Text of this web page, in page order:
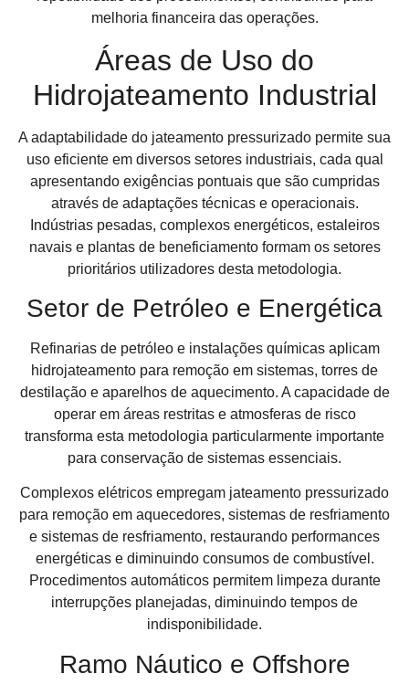
melhoria financeira das operações.
Áreas de Uso do
Hidrojateamento Industrial
A adaptabilidade do jateamento pressurizado permite sua
uso eficiente em diversos setores industriais, cada qual
apresentando exigências pontuais que são cumpridas
através de adaptações técnicas e operacionais.
Indústrias pesadas, complexos energéticos, estaleiros
navais e plantas de beneficiamento formam os setores
prioritários utilizadores desta metodologia.
Setor de Petróleo e Energética
Refinarias de petróleo e instalações químicas aplicam
hidrojateamento para remoção em sistemas, torres de
destilação e aparelhos de aquecimento. A capacidade de
operar em áreas restritas e atmosferas de risco
transforma esta metodologia particularmente importante
para conservação de sistemas essenciais.
Complexos elétricos empregam jateamento pressurizado
para remoção em aquecedores, sistemas de resfriamento
e sistemas de resfriamento, restaurando performances
energéticas e diminuindo consumos de combustível.
Procedimentos automáticos permitem limpeza durante
interrupções planejadas, diminuindo tempos de
indisponibilidade.
Ramo Náutico e Offshore